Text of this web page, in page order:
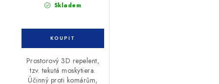
Skladem
Prostorový 3D repelent,
tzv. tekutá moskytiera.
Účinný proti komárům,